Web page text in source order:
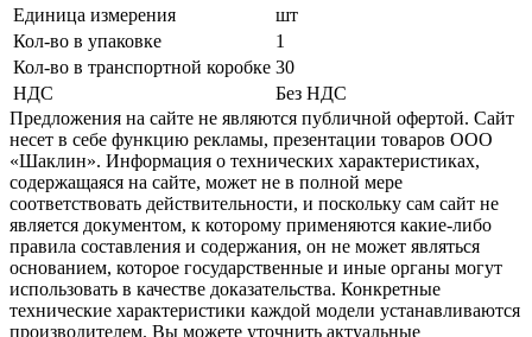
Единица измерения
шт
Кол-во в упаковке
1
Кол-во в транспортной коробке 30
НДС
Без НДС
Предложения на сайте не являются публичной офертой. Сайт
несет в себе функцию рекламы, презентации товаров ООО
«Шаклин». Информация о технических характеристиках,
содержащаяся на сайте, может не в полной мере
соответствовать действительности, и поскольку сам сайт не
является документом, к которому применяются какие-либо
правила составления и содержания, он не может являться
основанием, которое государственные и иные органы могут
использовать в качестве доказательства. Конкретные
технические характеристики каждой модели устанавливаются
производителем. Вы можете уточнить актуальные